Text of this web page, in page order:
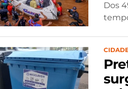
Dos